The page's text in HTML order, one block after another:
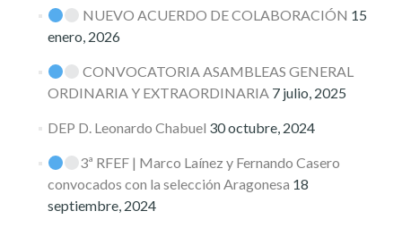
NUEVO ACUERDO DE COLABORACIÓN 15
enero, 2026
CONVOCATORIA ASAMBLEAS GENERAL
ORDINARIA Y EXTRAORDINARIA 7 julio, 2025
DEP D. Leonardo Chabuel 30 octubre, 2024
3ª RFEF | Marco Laínez y Fernando Casero
convocados con la selección Aragonesa 18
septiembre, 2024